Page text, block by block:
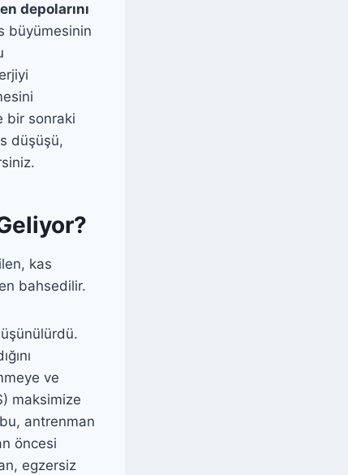
depolarını
büyümesinin
bir sonraki
düşüşü,
kas
bahsedilir.
ve
maksimize
antrenman
öncesi
egzersiz